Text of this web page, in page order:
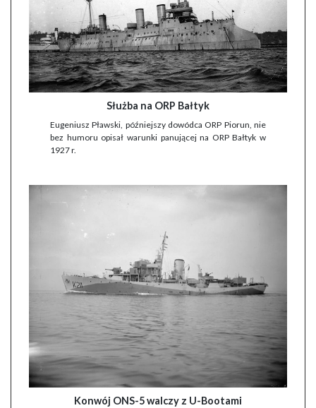
Służba na ORP Bałtyk
Eugeniusz Pławski, późniejszy dowódca ORP Piorun, nie
bez humoru opisał warunki panującej na ORP Bałtyk w
1927 r.
Konwój ONS-5 walczy z U-Bootami